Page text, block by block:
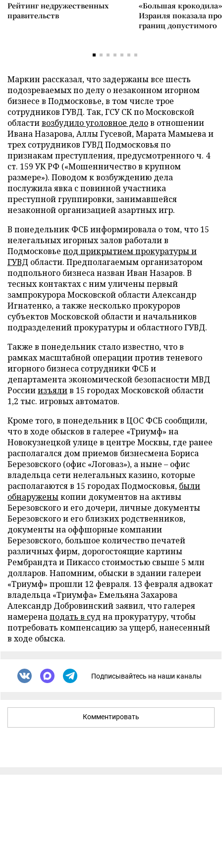
Рейтинг недружественных
правительств
«Большая
Израиля показала
границ допустимого
Маркин рассказал, что задержаны все шесть
подозреваемых по делу о незаконном игорном
бизнесе в Подмосковье, в том числе трое
сотрудников ГУВД. Так, ГСУ СК по Московской
областивозбудило уголовное делов отношении
Ивана Назарова, Аллы Гусевой, Марата Мамыева и
трех сотрудников ГУВД Подмосковья по
признакам преступления, предусмотренного ч. 4
ст. 159 УК РФ («Мошенничество в крупном
размере»). Поводом к возбуждению дела
послужила явка с повинной участника
преступной группировки, занимавшейся
незаконной организацией азартных игр.
В понедельник ФСБ информировала о том, что 15
нелегальных игорных залов работали в
Подмосковье под прикрытием прокуратуры и
ГУВД области. Предполагаемым организатором
подпольного бизнеса назван Иван Назаров. В
тесных контактах с ним уличены первый
зампрокурора Московской области Александр
Игнатенко, а также несколько прокуроров
субъектов Московской области и начальников
подразделений прокуратуры и областного ГУВД.
Также в понедельник стало известно, что в
рамках масштабной операции против теневого
игорного бизнеса сотрудники ФСБ и
департамента экономической безопасности МВД
Россииизъялив 15 городах Московской области
1,2 тыс. игровых автоматов.
Кроме того, в понедельник в ЦОС ФСБ сообщили,
что в ходе обысков в галерее «Триумф» на
Новокузнецкой улице в центре Москвы, где ранее
располагался дом приемов бизнесмена Бориса
Березовского (офис «Логоваз»), а ныне – офис
владельца сети нелегальных казино, которые
располагаются в 15 городах Подмосковья, были
обнаруженыкопии документов на активы
Березовского и его дочери, личные документы
Березовского и его близких родственников,
документы на оффшорные компании
Березовского, большое количество печатей
различных фирм, дорогостоящие картины
Рембрандта и Пикассо стоимостью свыше 5 млн
долларов. Напомним, обыски в здании галереи
«Триумф» прошли 12 февраля. 13 февраля адвокат
владельца «Триумфа» Емельяна Захарова
Александр Добровинский заявил, что галерея
намеренаподать в суд на прокуратуру, чтобы
потребовать компенсацию за ущерб, нанесенный
в ходе обыска.
Подписывайтесь на наши каналы
Комментировать